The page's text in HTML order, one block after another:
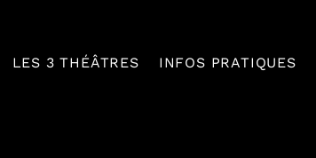
LES 3 THÉÂTRES INFOS PRATIQUES